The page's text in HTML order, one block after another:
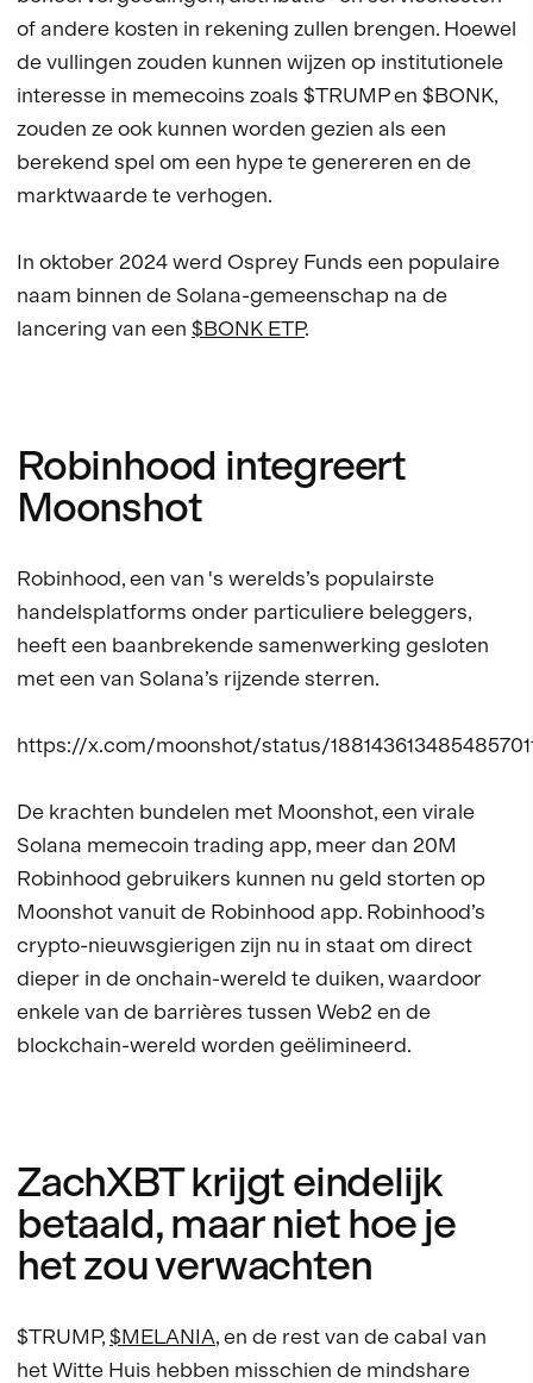
of andere kosten in rekening zullen brengen. Hoewel
de vullingen zouden kunnen wijzen op institutionele
interesse in memecoins zoals $TRUMP en $BONK,
zouden ze ook kunnen worden gezien als een
berekend spel om een hype te genereren en de
marktwaarde te verhogen.
In oktober 2024 werd Osprey Funds een populaire
naam binnen de Solana-gemeenschap na de
lancering van een $BONK ETP.
Robinhood integreert
Moonshot
Robinhood, een van 's werelds’s populairste
handelsplatforms onder particuliere beleggers,
heeft een baanbrekende samenwerking gesloten
met een van Solana’s rijzende sterren.
https://x.com/moonshot/status/
De krachten bundelen met Moonshot, een virale
Solana memecoin trading app, meer dan 20M
Robinhood gebruikers kunnen nu geld storten op
Moonshot vanuit de Robinhood app. Robinhood’s
crypto-nieuwsgierigen zijn nu in staat om direct
dieper in de onchain-wereld te duiken, waardoor
enkele van de barrières tussen Web2 en de
blockchain-wereld worden geëlimineerd.
ZachXBT krijgt eindelijk
betaald, maar niet hoe je
het zou verwachten
$TRUMP,$MELANIA, en de rest van de cabal van
het Witte Huis hebben misschien de mindshare